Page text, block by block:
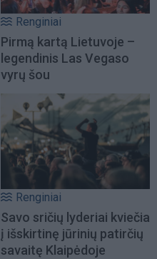
Renginiai
Pirmą kartą Lietuvoje –
legendinis Las Vegaso
vyrų šou
Renginiai
Savo sričių lyderiai kviečia
į išskirtinę jūrinių patirčių
savaitę Klaipėdoje